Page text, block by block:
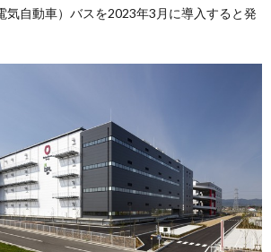
気自動車）バスを2023年3月に導入すると発